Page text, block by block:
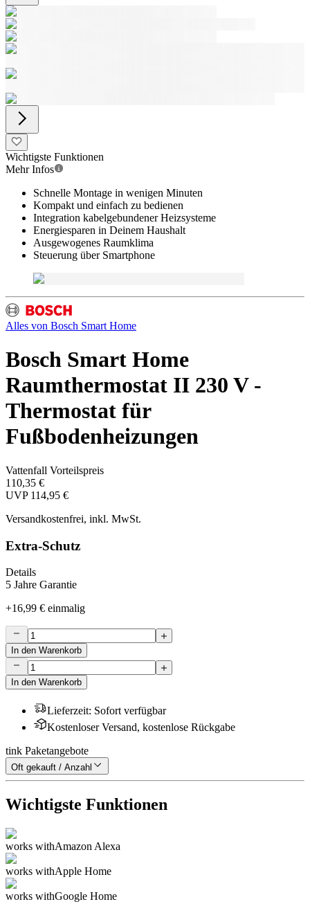
Wichtigste Funktionen
Mehr Infos
Schnelle Montage in wenigen Minuten
Kompakt und einfach zu bedienen
Integration kabelgebundener Heizsysteme
Energiesparen in Deinem Haushalt
Ausgewogenes Raumklima
Steuerung über Smartphone
Alles von Bosch Smart Home
Bosch Smart Home
Raumthermostat II 230 V -
Thermostat für
Fußbodenheizungen
Vattenfall Vorteilspreis
110,35 €
UVP 114,95 €
Versandkostenfrei, inkl. MwSt.
Extra-Schutz
Details
5 Jahre Garantie
+16,99 € einmalig
In den Warenkorb
In den Warenkorb
Lieferzeit: Sofort verfügbar
Kostenloser Versand, kostenlose Rückgabe
tink Paketangebote
Oft gekauft / Anzahl
Wichtigste Funktionen
works withAmazon Alexa
works withApple Home
works withGoogle Home